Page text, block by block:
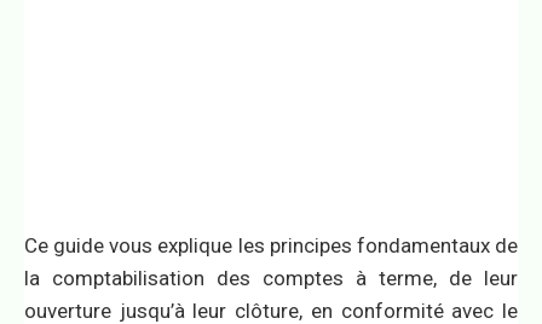
Ce guide vous explique les principes fondamentaux de
la comptabilisation des comptes à terme, de leur
ouverture jusqu’à leur clôture, en conformité avec le